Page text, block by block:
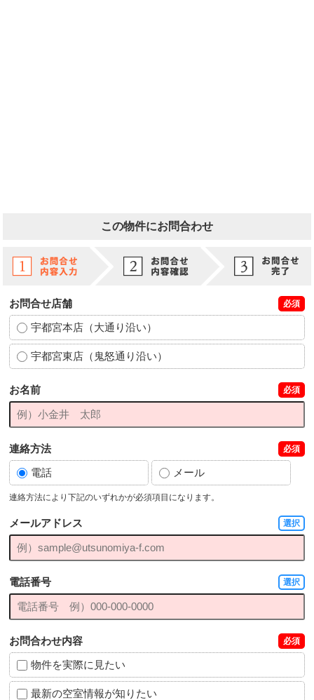
この物件にお問合わせ
お問合せ店舗 必須
宇都宮本店（大通り沿い）
宇都宮東店（鬼怒通り沿い）
お名前 必須
連絡方法 必須
電話 メール
連絡方法により下記のいずれかが必須項目になります。
メールアドレス 選択
電話番号 選択
お問合わせ内容 必須
物件を実際に見たい
最新の空室情報が知りたい